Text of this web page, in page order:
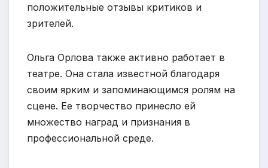
положительные отзывы критиков и
зрителей.
Ольга Орлова также активно работает в
театре. Она стала известной благодаря
своим ярким и запоминающимся ролям на
сцене. Ее творчество принесло ей
множество наград и признания в
профессиональной среде.